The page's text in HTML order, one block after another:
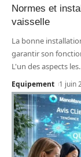
Normes et
vaisselle
La bonne
garantir son
L'un des aspects les
Equipement 1 juin